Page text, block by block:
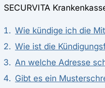
SECURVITA
Wie kündige ich die
Wie ist die
An welche Adresse
Gibt es ein